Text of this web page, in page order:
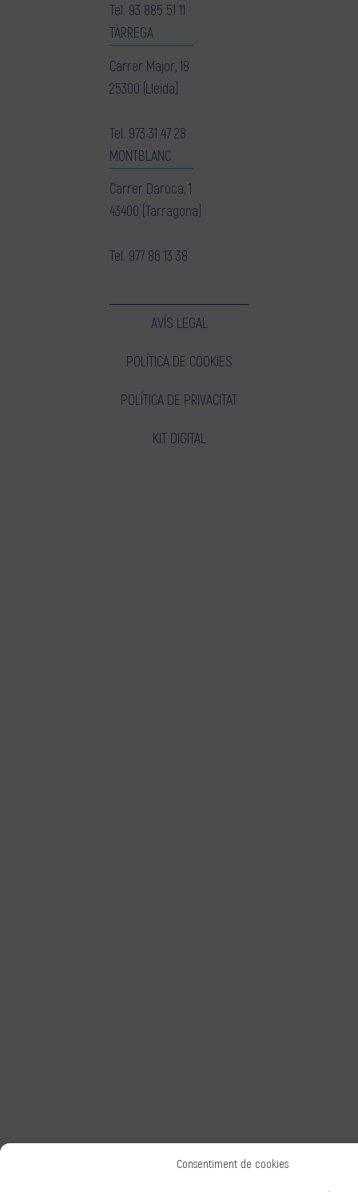
Consentiment de cookies
Tel. 93 885 51 11
TÀRREGA
Carrer Major, 18
25300 (Lleida)
Tel. 973 31 47 28
MONTBLANC
Carrer Daroca, 1
43400 (Tarragona)
Tel. 977 86 13 38
AVÍS LEGAL
POLÍTICA DE COOKIES
POLÍTICA DE PRIVACITAT
KIT DIGITAL